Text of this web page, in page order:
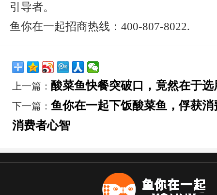
引导者。
鱼你在一起招商热线：400-807-8022.
上一篇： 酸菜鱼快餐突破口，竟然在于
下一篇： 鱼你在一起下饭酸菜鱼，俘获
消费者心智